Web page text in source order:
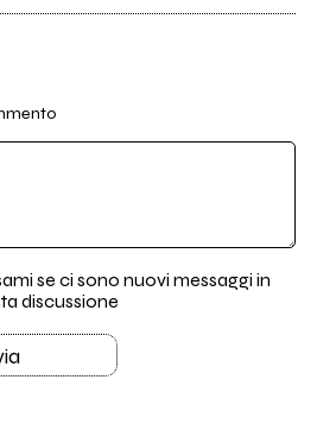
se ci sono nuovi messaggi in
discussione